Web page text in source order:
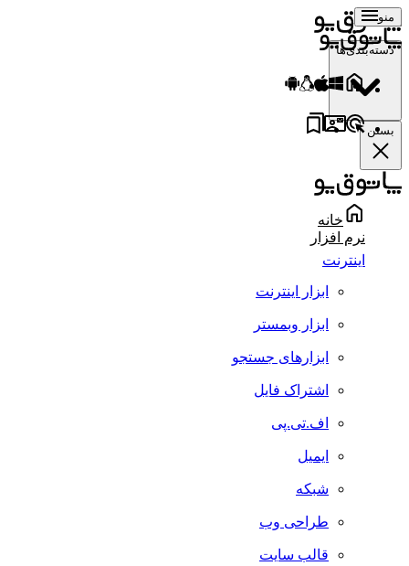
منو
دسته‌بندی‌ها
بستن
خانه
نرم افزار
اینترنت
ابزار اینترنت
ابزار وبمستر
ابزارهای جستجو
اشتراک فایل
اف.تی.پی
ایمیل
شبکه
طراحی وب
قالب سایت